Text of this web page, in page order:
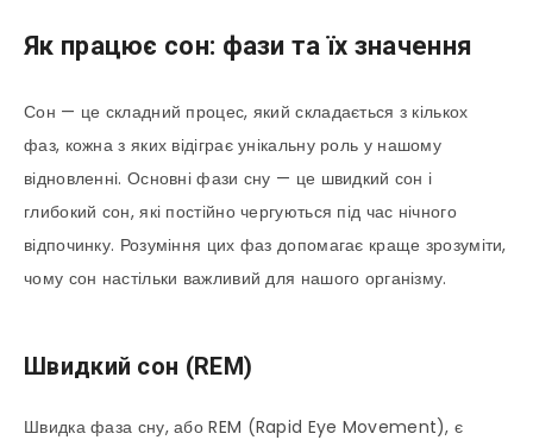
Як працює сон: фази та їх значення
Сон — це складний процес, який складається з кількох
фаз, кожна з яких відіграє унікальну роль у нашому
відновленні. Основні фази сну — це швидкий сон і
глибокий сон, які постійно чергуються під час нічного
відпочинку. Розуміння цих фаз допомагає краще зрозуміти,
чому сон настільки важливий для нашого організму.
Швидкий сон (REM)
Швидка фаза сну, або REM (Rapid Eye Movement), є